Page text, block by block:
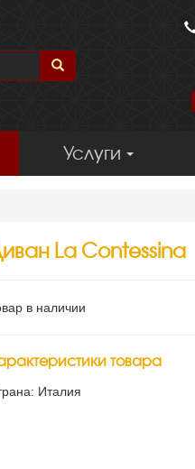
Услуги
La Contessina
в наличии
товара
Италия